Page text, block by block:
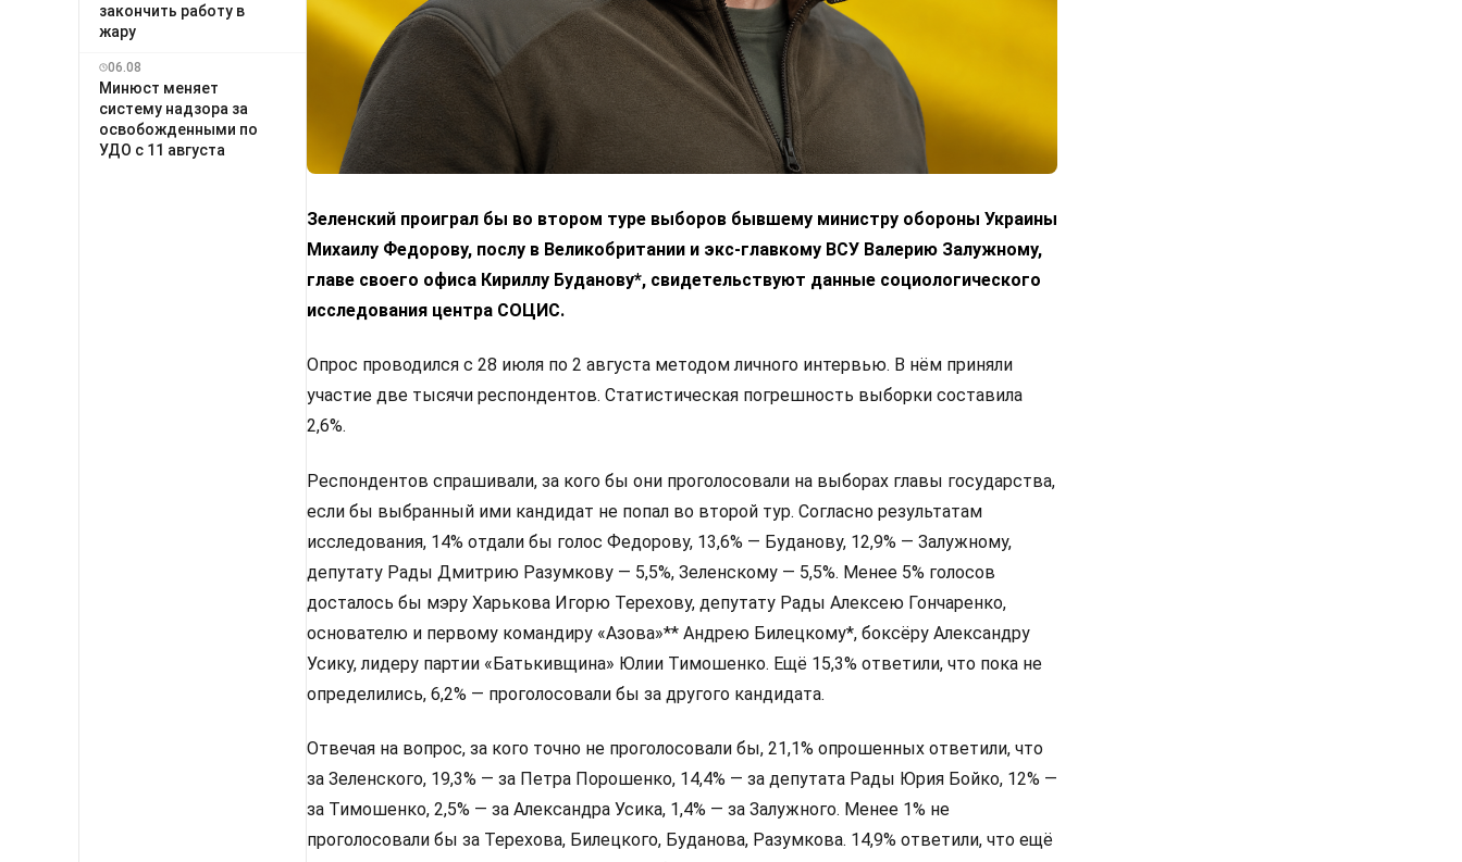
закончить работу в
жару
06.08
Минюст меняет
систему надзора за
освобожденными по
УДО с 11 августа
Зеленский проиграл бы во втором туре выборов бывшему министру обороны Украины
Михаилу Федорову, послу в Великобритании и экс-главкому ВСУ Валерию Залужному,
главе своего офиса Кириллу Буданову*, свидетельствуют данные социологического
исследования центра СОЦИС.
Опрос проводился с 28 июля по 2 августа методом личного интервью. В нём приняли
участие две тысячи респондентов. Статистическая погрешность выборки составила
2,6%.
Респондентов спрашивали, за кого бы они проголосовали на выборах главы государства,
если бы выбранный ими кандидат не попал во второй тур. Согласно результатам
исследования, 14% отдали бы голос Федорову, 13,6% — Буданову, 12,9% — Залужному,
депутату Рады Дмитрию Разумкову — 5,5%, Зеленскому — 5,5%. Менее 5% голосов
досталось бы мэру Харькова Игорю Терехову, депутату Рады Алексею Гончаренко,
основателю и первому командиру «Азова»** Андрею Билецкому*, боксёру Александру
Усику, лидеру партии «Батькивщина» Юлии Тимошенко. Ещё 15,3% ответили, что пока не
определились, 6,2% — проголосовали бы за другого кандидата.
Отвечая на вопрос, за кого точно не проголосовали бы, 21,1% опрошенных ответили, что
за Зеленского, 19,3% — за Петра Порошенко, 14,4% — за депутата Рады Юрия Бойко, 12% —
за Тимошенко, 2,5% — за Александра Усика, 1,4% — за Залужного. Менее 1% не
проголосовали бы за Терехова, Билецкого, Буданова, Разумкова. 14,9% ответили, что ещё